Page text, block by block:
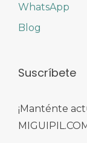
WhatsApp
Blog
Suscríbete
¡Manténte